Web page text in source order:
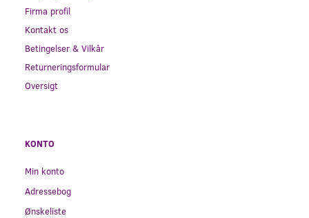
Firma profil
Kontakt os
Betingelser & Vilkår
Returneringsformular
Oversigt
KONTO
Min konto
Adressebog
Ønskeliste